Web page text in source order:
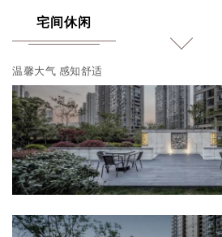
宅间休闲
温馨大气 感知舒适